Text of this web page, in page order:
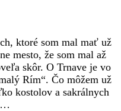
ktoré som mal mať už
mesto, že som mal až
skôr. O Trnave je vo
Rím“. Čo môžem už
kostolov a sakrálnych
…